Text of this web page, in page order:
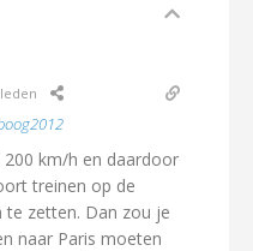
200 km/h en daardoor
treinen op de
te zetten. Dan zou je
naar Paris moeten